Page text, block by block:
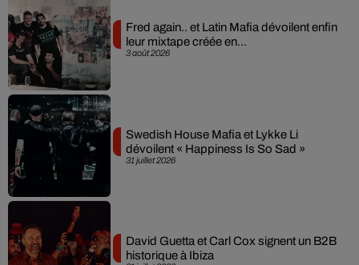
3 août 2026
Fred again.. et Latin Mafia dévoilent enfin
leur mixtape créée en...
31 juillet 2026
Swedish House Mafia et Lykke Li
dévoilent « Happiness Is So Sad »
David Guetta et Carl Cox signent un B2B
historique à Ibiza